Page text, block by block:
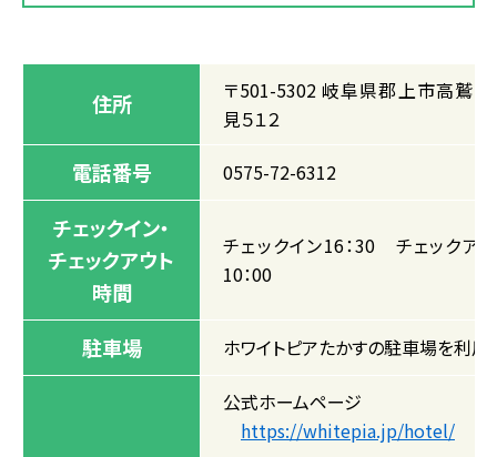
住所
〒501-5302 岐阜県郡上市高鷲町
見５１２
電話番号 0575-72-6312
チェックイン・
チェックアウト
時間
チェックイン16：30 チェックア
10：00
駐車場 ホワイトピアたかすの駐車場を利用
公式ホームページ
https://whitepia.jp/hotel/